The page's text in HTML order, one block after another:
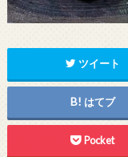
ツイート
はてブ
Pocket